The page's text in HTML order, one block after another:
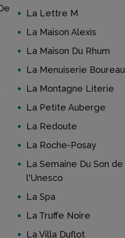
La Lettre M
La Maison Alexis
La Maison Du Rhum
La Menuiserie Boureau
La Montagne Literie
La Petite Auberge
La Redoute
La Roche-Posay
La Semaine Du Son de
l'Unesco
La Spa
La Truffe Noire
La Villa Duflot